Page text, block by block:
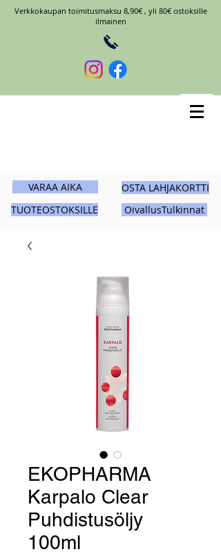
Verkkokaupan toimitusmaksu 8,90€ , yli 80€ ostoksille
ilmainen
VARAA AIKA
TUOTEOSTOKSILLE
OSTA LAHJAKORTTI
OivallusTulkinnat
EKOPHARMA
Karpalo Clear
Puhdistusöljy
100ml